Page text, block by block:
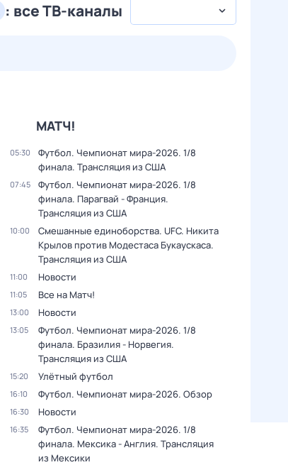
: все ТВ-каналы
МАТЧ!
05:30
Футбол. Чемпионат мира-2026. 1/8
финала. Трансляция из США
07:45
Футбол. Чемпионат мира-2026. 1/8
финала. Парагвай - Франция.
Трансляция из США
10:00
Смешанные единоборства. UFC. Никита
Крылов против Модестаса Букаускаса.
Трансляция из США
11:00 Новости
11:05 Все на Матч!
13:00 Новости
13:05
Футбол. Чемпионат мира-2026. 1/8
финала. Бразилия - Норвегия.
Трансляция из США
15:20 Улётный футбол
16:10 Футбол. Чемпионат мира-2026. Обзор
16:30 Новости
16:35
Футбол. Чемпионат мира-2026. 1/8
финала. Мексика - Англия. Трансляция
из Мексики